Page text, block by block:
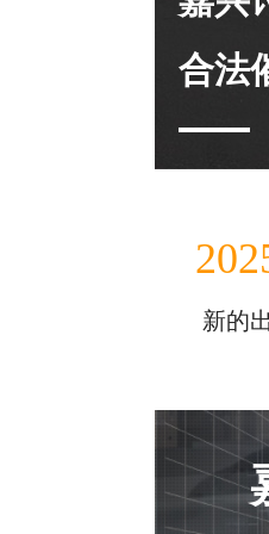
合法
新的